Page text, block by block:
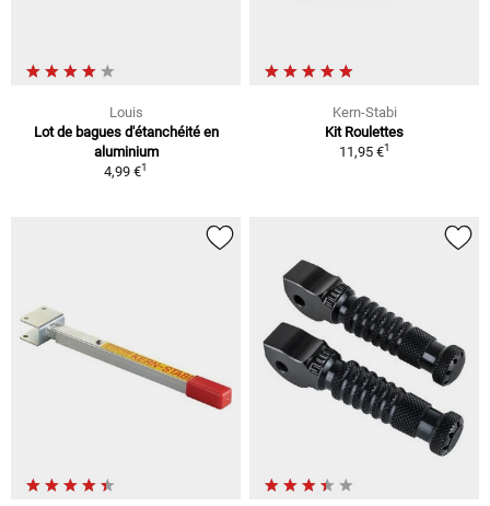
Louis
Lot de bagues d'étanchéité en
aluminium
4,99 €1
Kern-Stabi
Kit Roulettes
11,95 €1